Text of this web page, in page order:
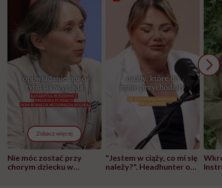
Zobacz więcej
Nie móc zostać przy
chorym dziecku w
"Jestem w ciąży, co mi się
należy?". Headhunter o